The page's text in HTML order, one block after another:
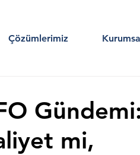
Çözümlerimiz
Gündemi:
mi,